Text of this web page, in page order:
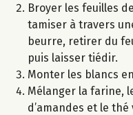
Broyer les feuilles
tamiser à travers
beurre, retirer du
puis laisser tiédir.
Monter les blancs
Mélanger la farine,
d’amandes et le thé